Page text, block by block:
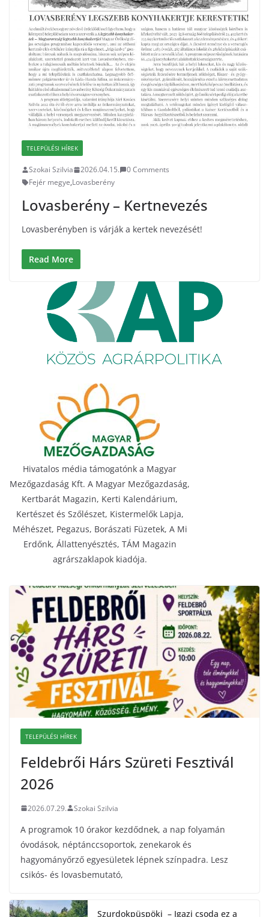
TELEPÜLÉSI HÍREK
Szokai Szilvia 2026.04.15.
0 Comments
Fejér megye,Lovasberény
Lovasberény – Kertnevezés
Lovasberényben is várják a kertek nevezését!
Read More
Hivatalos média támogatónk a Magyar
Mezőgazdaság Kft. A Magyar Mezőgazdaság,
Kertbarát Magazin, Kerti Kalendárium,
Kertészet és Szőlészet, Kistermelők Lapja,
Méhészet, Pegazus, Borászati Füzetek, A Mi
Erdőnk, Állattenyésztés, TÁM Magazin
agrárszaklapok kiadója.
TELEPÜLÉSI HÍREK
Feldebrői Hárs Szüreti Fesztivál
2026
2026.07.29. Szokai Szilvia
A programok 10 órakor kezdődnek, a nap folyamán
óvodások, néptánccsoportok, zenekarok és
hagyományőrző egyesületek lépnek színpadra. Lesz
csikós- és lovasbemutató,
Szurdokpüspöki – Igazi csoda ez a